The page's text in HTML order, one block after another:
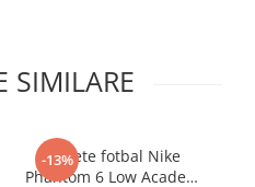
SIMILARE
-13%
Ghete fotbal Nike
Phantom 6 Low Academy